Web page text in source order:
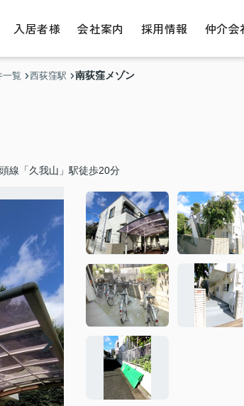
入居者様 会社案内 採用情報 仲介会
一覧 西荻窪駅 南荻窪メゾン
線「久我山」駅徒歩20分